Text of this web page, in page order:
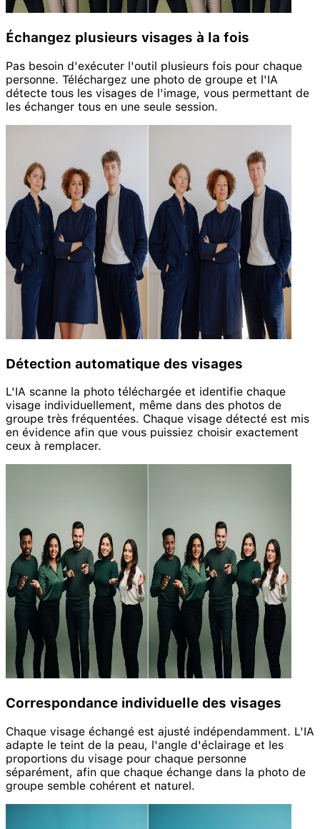
Échangez plusieurs visages à la fois
Pas besoin d'exécuter l'outil plusieurs fois pour chaque
personne. Téléchargez une photo de groupe et l'IA
détecte tous les visages de l'image, vous permettant de
les échanger tous en une seule session.
Détection automatique des visages
L'IA scanne la photo téléchargée et identifie chaque
visage individuellement, même dans des photos de
groupe très fréquentées. Chaque visage détecté est mis
en évidence afin que vous puissiez choisir exactement
ceux à remplacer.
Correspondance individuelle des visages
Chaque visage échangé est ajusté indépendamment. L'IA
adapte le teint de la peau, l'angle d'éclairage et les
proportions du visage pour chaque personne
séparément, afin que chaque échange dans la photo de
groupe semble cohérent et naturel.